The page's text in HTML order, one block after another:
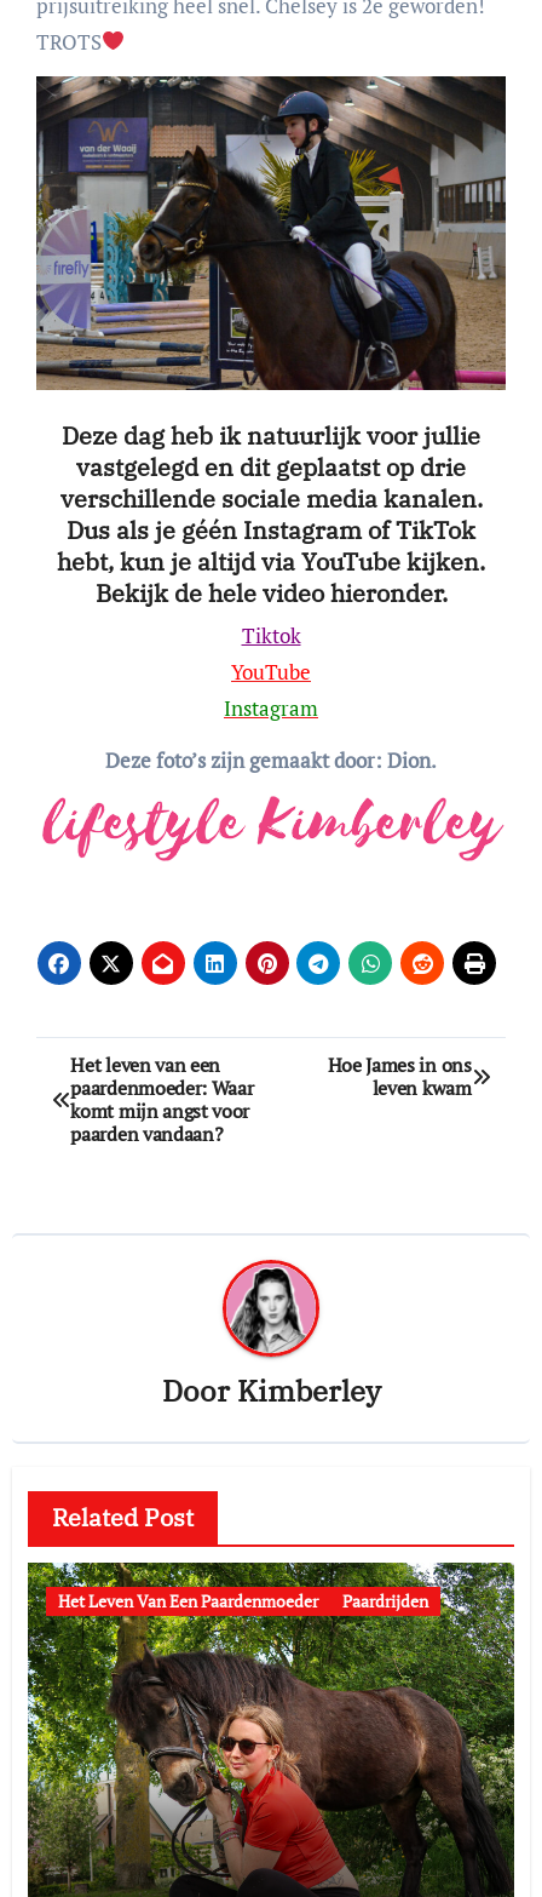
TROTS
Deze dag heb ik natuurlijk voor jullie
vastgelegd en dit geplaatst op drie
verschillende sociale media kanalen.
Dus als je géén Instagram of TikTok
hebt, kun je altijd via YouTube kijken.
Bekijk de hele video hieronder.
Tiktok
YouTube
Instagram
Deze foto’s zijn gemaakt door: Dion.
Bericht
navigatie
Het leven van een
paardenmoeder: Waar
komt mijn angst voor
paarden vandaan?
Hoe James in ons
leven kwam
DoorKimberley
Related Post
Het Leven Van Een Paardenmoeder Paardrijden